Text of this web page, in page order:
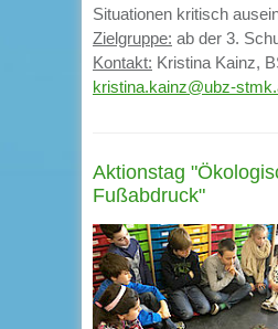
Situationen kritisch
Zielgruppe: ab der 3.
Kontakt: Kristina Kainz,
kristina.kainz@ubz-
Aktionstag
Fußabdruck"